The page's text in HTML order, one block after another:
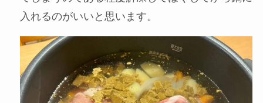
STEP 材料を鍋に入れる